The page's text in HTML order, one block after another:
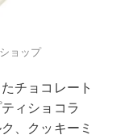
ョップ
チョコレート
ィショコラ
、クッキーミ